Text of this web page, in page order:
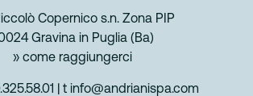
Copernico s.n. Zona PIP
Gravina in Puglia (Ba)
» come raggiungerci
| t info@andrianispa.com